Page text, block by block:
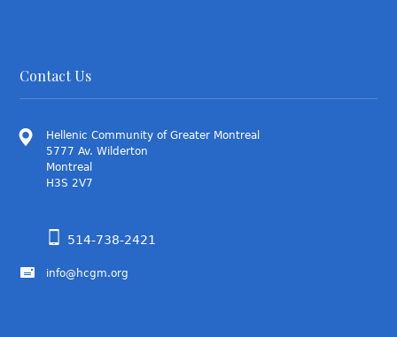
Contact Us
Hellenic Community of Greater Montreal
5777 Av. Wilderton
Montreal
H3S 2V7
514-738-2421
info@hcgm.org